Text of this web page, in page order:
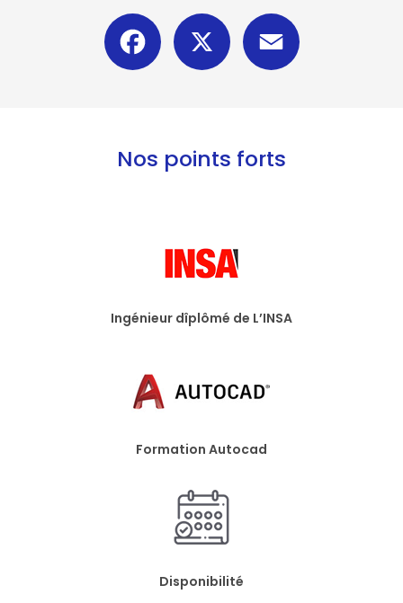
Facebook
Nos points forts
Ingénieur dîplômé de L’INSA
Formation Autocad
Disponibilité